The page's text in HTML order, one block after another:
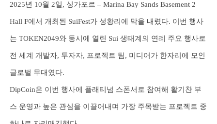
2025년 10월 2일, 싱가포르 – Marina Bay Sands Basement 2
Hall F에서 개최된 SuiFest가 성황리에 막을 내렸다. 이번 행사
는 TOKEN2049와 동시에 열린 Sui 생태계의 연례 주요 행사로
전 세계 개발자, 투자자, 프로젝트 팀, 미디어가 한자리에 모인
글로벌 무대였다.
DipCoin은 이번 행사에 플래티넘 스폰서로 참여해 활기찬 부
스 운영과 높은 관심을 이끌어내며 가장 주목받는 프로젝트 중